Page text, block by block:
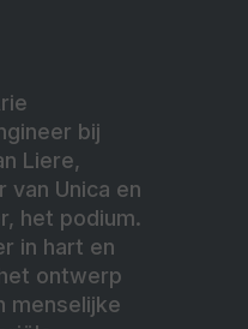
bij
Liere,
Unica en
het podium.
in hart en
ontwerp
menselijke